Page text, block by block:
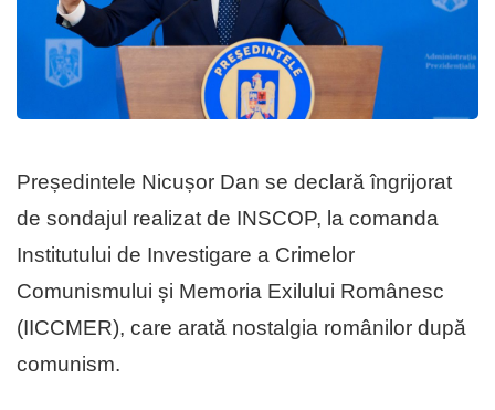
Președintele Nicușor Dan se declară îngrijorat
de sondajul realizat de INSCOP, la comanda
Institutului de Investigare a Crimelor
Comunismului și Memoria Exilului Românesc
(IICCMER), care arată nostalgia românilor după
comunism.